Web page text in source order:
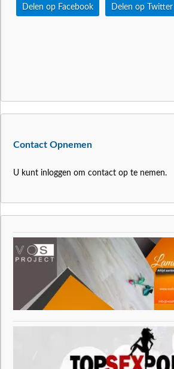
Delen op Facebook Delen op Twitter
Contact Opnemen
U kunt inloggen om contact op te nemen.